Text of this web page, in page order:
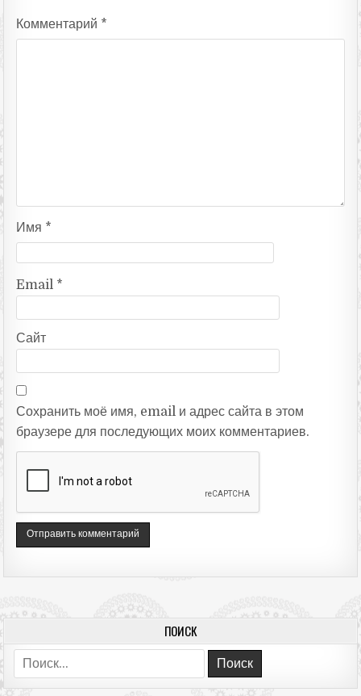
Комментарий *
Имя *
Email *
Сайт
Сохранить моё имя, email и адрес сайта в этом
браузере для последующих моих комментариев.
ПОИСК
Поиск: